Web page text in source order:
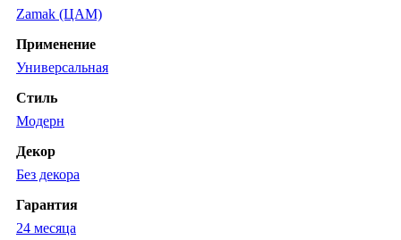
Zamak (ЦАМ)
Применение
Универсальная
Стиль
Модерн
Декор
Без декора
Гарантия
24 месяца